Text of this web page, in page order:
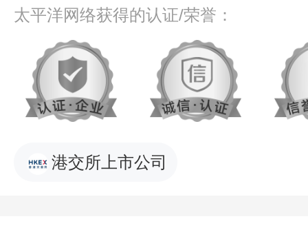
太平洋网络获得的认证/荣誉：
港交所上市公司